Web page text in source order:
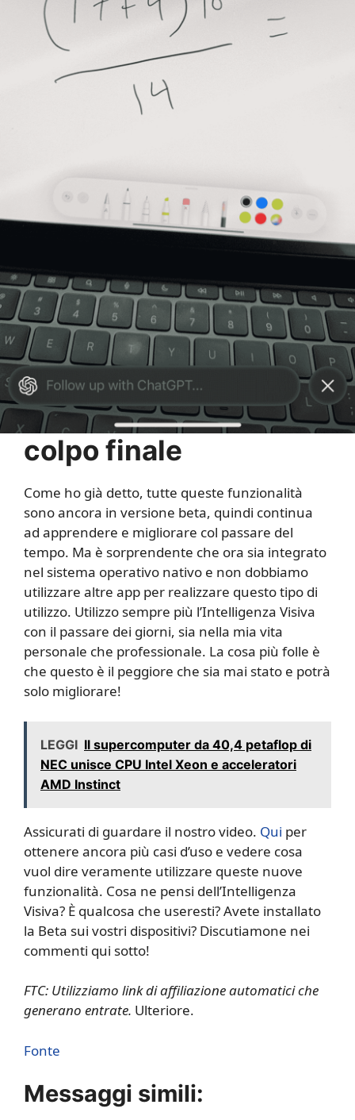
colpo finale
Come ho già detto, tutte queste funzionalità
sono ancora in versione beta, quindi continua
ad apprendere e migliorare col passare del
tempo. Ma è sorprendente che ora sia integrato
nel sistema operativo nativo e non dobbiamo
utilizzare altre app per realizzare questo tipo di
utilizzo. Utilizzo sempre più l’Intelligenza Visiva
con il passare dei giorni, sia nella mia vita
personale che professionale. La cosa più folle è
che questo è il peggiore che sia mai stato e potrà
solo migliorare!
LEGGI Il supercomputer da 40,4 petaflop di
NEC unisce CPU Intel Xeon e acceleratori
AMD Instinct
Assicurati di guardare il nostro video. Qui per
ottenere ancora più casi d’uso e vedere cosa
vuol dire veramente utilizzare queste nuove
funzionalità. Cosa ne pensi dell’Intelligenza
Visiva? È qualcosa che useresti? Avete installato
la Beta sui vostri dispositivi? Discutiamone nei
commenti qui sotto!
FTC: Utilizziamo link di affiliazione automatici che
generano entrate. Ulteriore.
Fonte
Messaggi simili: